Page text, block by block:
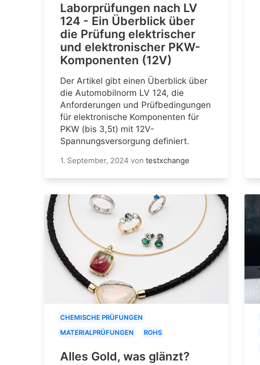
Laborprüfungen nach LV
124 - Ein Überblick über
die Prüfung elektrischer
und elektronischer PKW-
Komponenten (12V)
Der Artikel gibt einen Überblick über
die Automobilnorm LV 124, die
Anforderungen und Prüfbedingungen
für elektronische Komponenten für
PKW (bis 3,5t) mit 12V-
Spannungsversorgung definiert.
1. September, 2024 von testxchange
CHEMISCHE PRÜFUNGEN
MATERIALPRÜFUNGEN
ROHS
Alles Gold, was glänzt?